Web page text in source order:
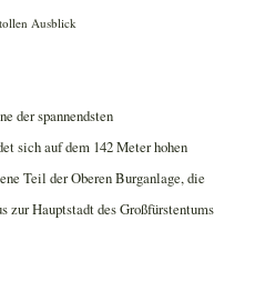
Ausblick
der spannendsten
sich auf dem 142 Meter hohen
Teil der Oberen Burganlage, die
zur Hauptstadt des Großfürstentums